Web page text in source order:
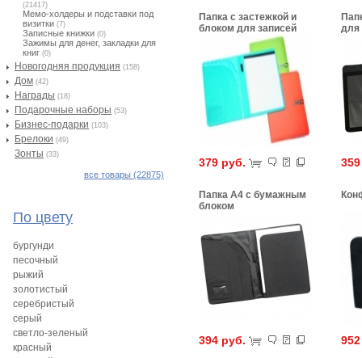
(21417)
Мемо-холдеры и подставки под
визитки (7)
Записные книжки (0)
Зажимы для денег, закладки для
книг (0)
Новогодняя продукция (158)
Дом (42)
Награды (18)
Подарочные наборы (53)
Бизнес-подарки (103)
Брелоки (49)
Зонты (33)
все товары (22875)
По цвету
бургунди
песочный
рыжий
золотистый
серебристый
серый
светло-зеленый
красный
Папка с застежкой и
блоком для записей
379 руб.
для
Папка А4 с бумажным
блоком
394 руб.